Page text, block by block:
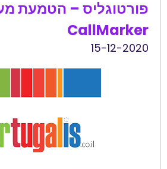
הוסף קו תחתון לקישורים
כל
האפשרויות
פורטוגליס – הטמעת
CallMarker
15-12-2020